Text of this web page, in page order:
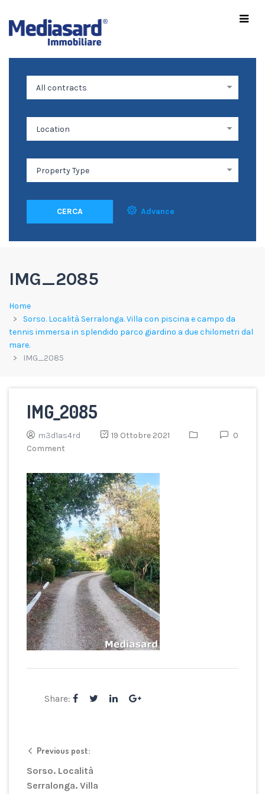
CERCA Advance
IMG_2085
Home
Sorso. Località Serralonga. Villa con piscina e campo da
tennis immersa in splendido parco giardino a due chilometri dal
mare.
IMG_2085
IMG_2085
m3d1as4rd 19 Ottobre 2021
0
Comment
Share:
Previous post:
Sorso. Località
Serralonga. Villa